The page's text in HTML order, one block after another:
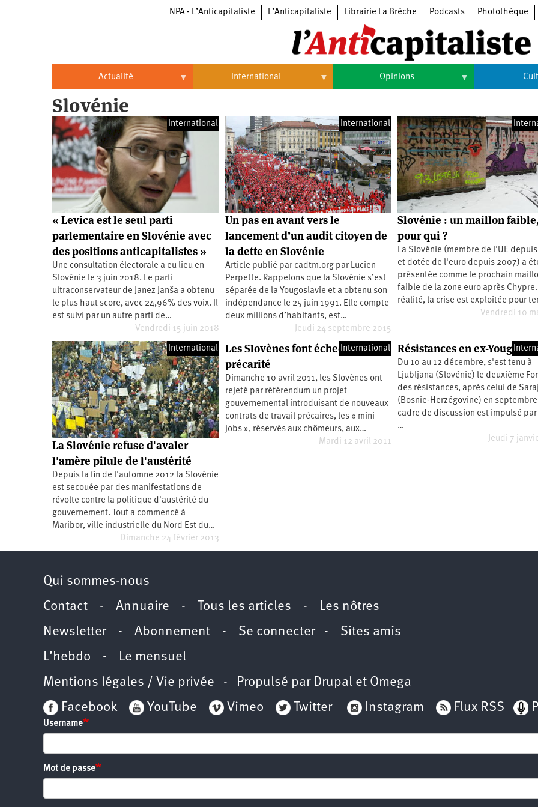
NPA - L’Anticapitaliste L’Anticapitaliste Librairie La Brèche Podcasts Photothèque
Actualité
Actualité
Politique
Entreprises
Entreprises
Automobile
Commerce
Hôpitaux
SNCF
Oppressions
Oppressions
Féminisme
LGBTI
Économie
Éducation
Santé
Vidéos
département
International
Brésil
Chine
États-
Continents
Continents
Afrique
Amérique
du
Nord
Amérique
latine
Asie
Europe
Moyen-
Orient
Océanie
Opinions
Histoire Arts
Cinéma
Expositions
Slovénie
International
« Levica est le seul parti
parlementaire en Slovénie avec
des positions anticapitalistes »
Une consultation électorale a eu lieu en
Slovénie le 3 juin 2018. Le parti
ultraconservateur de Janez Janša a obtenu
le plus haut score, avec 24,96% des voix. Il
est suivi par un autre parti de…
Vendredi 15 juin 2018
International
Un pas en avant vers le
lancement d’un audit citoyen de
la dette en Slovénie
Article publié par cadtm.org par Lucien
Perpette. Rappelons que la Slovénie s’est
séparée de la Yougoslavie et a obtenu son
indépendance le 25 juin 1991. Elle compte
deux millions d’habitants, est…
Jeudi 24 septembre 2015
Slovénie : un maillon
pour qui ?
La Slovénie (membre de l'UE
et dotée de l'euro depuis 2007) a
présentée comme le prochain
faible de la zone euro après Chypre.
réalité, la crise est exploitée pour
Vendredi 10
International
La Slovénie refuse d'avaler
l'amère pilule de l'austérité
Depuis la fin de l'automne 2012 la Slovénie
est secouée par des manifestations de
révolte contre la politique d'austérité du
gouvernement. Tout a commencé à
Maribor, ville industrielle du Nord Est du…
Dimanche 24 février 2013
International
Les Slovènes font échec à la
précarité
Dimanche 10 avril 2011, les Slovènes ont
rejeté par référendum un projet
gouvernemental introduisant de nouveaux
contrats de travail précaires, les « mini
jobs », réservés aux chômeurs, aux…
Mardi 12 avril 2011
Résistances en ex-
Du 10 au 12 décembre, s'est tenu à
Ljubljana (Slovénie) le deuxième
des résistances, après celui de
(Bosnie-Herzégovine) en
cadre de discussion est impulsé
…
Jeudi 7
Qui sommes-nous
Contact - Annuaire - Tous les articles - Les nôtres
Newsletter- Abonnement - Se connecter- Sites amis
L’hebdo - Le mensuel
Mentions légales / Vie privée - Propulsé par Drupal et Omega
Facebook
YouTube Vimeo Twitter Instagram Flux RSS
Username
Mot de passe